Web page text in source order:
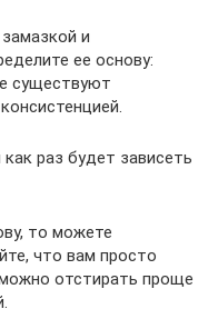
и
ее основу:
существуют
раз будет зависеть
то можете
что вам просто
отстирать проще